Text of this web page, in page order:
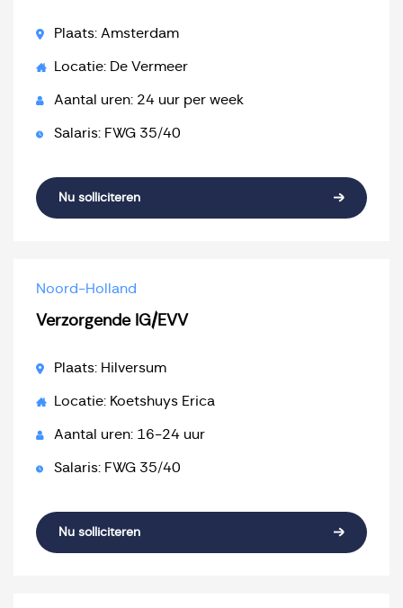
Plaats: Amsterdam
Locatie: De Vermeer
Aantal uren: 24 uur per week
Salaris: FWG 35/40
Nu solliciteren
Noord-Holland
Verzorgende IG/EVV
Plaats: Hilversum
Locatie: Koetshuys Erica
Aantal uren: 16-24 uur
Salaris: FWG 35/40
Nu solliciteren